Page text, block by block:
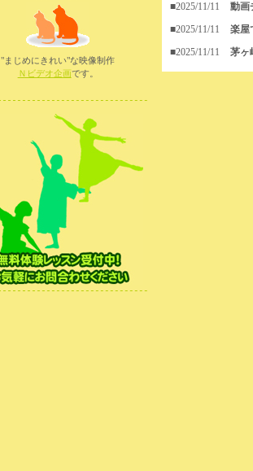
■2025/11/11
動画
■2025/11/11
楽屋
■2025/11/11
茅ヶ
"まじめにきれい"な映像制作
Ｎビデオ企画です。